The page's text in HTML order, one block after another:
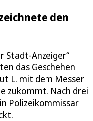
den
Stadt-Anzeiger“
das Geschehen
L. mit dem Messer
zukommt. Nach drei
Polizeikommissar